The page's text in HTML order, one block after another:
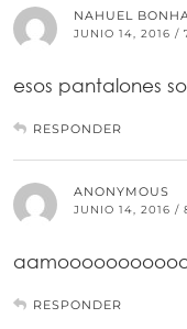
NAHUEL
JUNIO 14, 2016 /
esos pantalones
RESPONDER
ANONYMOUS
JUNIO 14, 2016 /
RESPONDER